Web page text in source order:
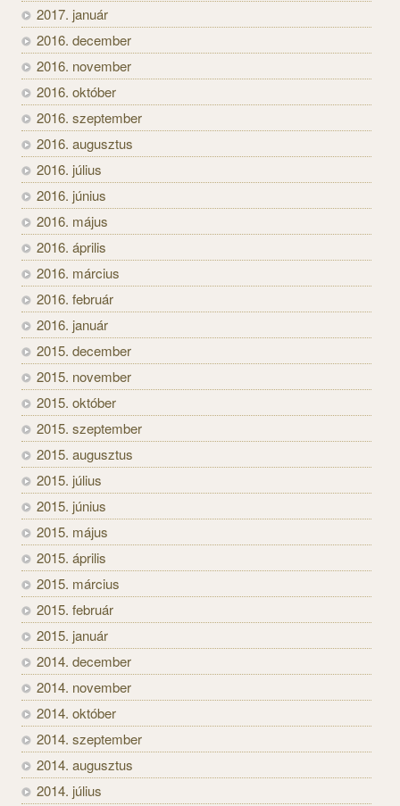
2017. január
2016. december
2016. november
2016. október
2016. szeptember
2016. augusztus
2016. július
2016. június
2016. május
2016. április
2016. március
2016. február
2016. január
2015. december
2015. november
2015. október
2015. szeptember
2015. augusztus
2015. július
2015. június
2015. május
2015. április
2015. március
2015. február
2015. január
2014. december
2014. november
2014. október
2014. szeptember
2014. augusztus
2014. július